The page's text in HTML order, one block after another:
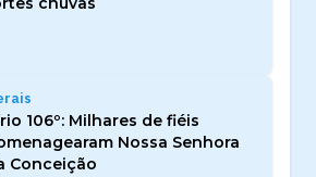
106º: Milhares de fiéis
Nossa Senhora
Conceição